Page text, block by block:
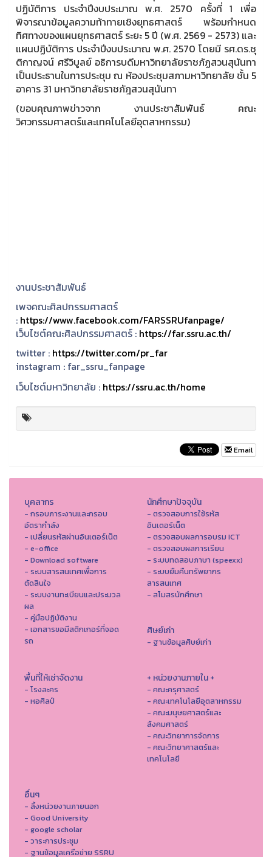
ปฏิบัติการ ประจำปีงบประมาณ พ.ศ. 2570 ครั้งที่ 1 เพื่อ
พิจารณาข้อมูลความท้าทายเชิงยุทธศาสตร์ พร้อมกำหนด
ทิศทางของแผนยุทธศาสตร์ ระยะ 5 ปี (พ.ศ. 2569 - 2573) และ
แผนปฏิบัติการ ประจำปีงบประมาณ พ.ศ. 2570 โดยมี รศ.ดร.ชุ
ติกาญจน์ ศรีวิบูลย์ อธิการบดีมหาวิทยาลัยราชภัฏสวนสุนันทา
เป็นประธานในการประชุม ณ ห้องประชุมสภามหาวิทยาลัย ชั้น 5
อาคาร 31 มหาวิทยาลัยราชภัฎสวนสุนันทา
(ขอบคุณภาพข่าวจาก งานประชาสัมพันธ์ คณะ
วิศวกรรมศาสตร์และเทคโนโลยีอุตสาหกรรม)
งานประชาสัมพันธ์
เพจคณะศิลปกรรมศาสตร์
: https://www.facebook.com/FARSSRUfanpage/
เว็บไซต์คณะศิลปกรรมศาสตร์ : https://far.ssru.ac.th/
twitter : https://twitter.com/pr_far
instagram : far_ssru_fanpage
เว็บไซต์มหาวิทยาลัย : https://ssru.ac.th/home
Email
บุคลากร
- กรอบภาระงานและกรอบ
อัตรากำลัง
- เปลี่ยนรหัสผ่านอินเตอร์เน็ต
- e-office
- Download software
- ระบบสารสนเทศเพื่อการ
ตัดสินใจ
- ระบบงานทะเบียนและประมวล
ผล
- คู่มือปฏิบัติงาน
- เอกสารขอมีสติกเกอร์ที่จอด
รถ
นักศึกษาปัจจุบัน
- ตรวจสอบการใช้รหัส
อินเตอร์เน็ต
- ตรวจสอบผลการอบรม ICT
- ตรวจสอบผลการเรียน
- ระบบทดสอบภาษา (speexx)
- ระบบยืมคืนทรัพยากร
สารสนเทศ
- สโมสรนักศึกษา
ศิษย์เก่า
- ฐานข้อมูลศิษย์เก่า
พื้นที่ให้เช่าจัดงาน
- โรงละคร
- หอศิลป์
+ หน่วยงานภายใน +
- คณะครุศาสตร์
- คณะเทคโนโลยีอุตสาหกรรม
- คณะมนุษยศาสตร์และ
สังคมศาสตร์
- คณะวิทยาการจัดการ
- คณะวิทยาศาสตร์และ
เทคโนโลยี
อื่นๆ
- ลิ้งหน่วยงานภายนอก
- Good University
- google scholar
- วาระการประชุม
- ฐานข้อมูลเครือข่าย SSRU